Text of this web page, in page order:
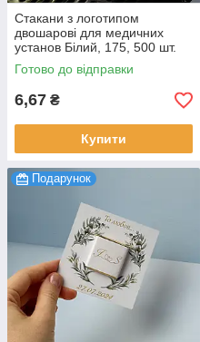
Стакани з логотипом
двошарові для медичних
установ Білий, 175, 500 шт.
Готово до відправки
6,67 ₴
Купити
Подарунок